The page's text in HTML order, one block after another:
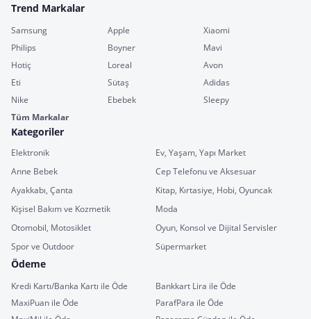
Trend Markalar
Samsung Apple
Xiaomi
Philips
Boyner
Mavi
Hotiç
Loreal
Avon
Eti
Sütaş
Adidas
Nike
Ebebek
Sleepy
Tüm Markalar
Kategoriler
Elektronik
Ev, Yaşam, Yapı Market
Anne Bebek
Cep Telefonu ve Aksesuar
Ayakkabı, Çanta
Kitap, Kırtasiye, Hobi, Oyuncak
Kişisel Bakım ve Kozmetik
Moda
Otomobil, Motosiklet
Oyun, Konsol ve Dijital Servisler
Spor ve Outdoor
Süpermarket
Ödeme
Kredi Kartı/Banka Kartı ile Öde
Bankkart Lira ile Öde
MaxiPuan ile Öde
ParafPara ile Öde